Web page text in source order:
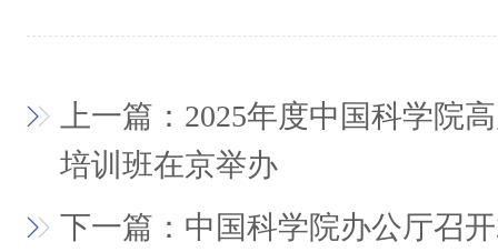
上一篇：2025年度中国科学院
培训班在京举办
下一篇：中国科学院办公厅召